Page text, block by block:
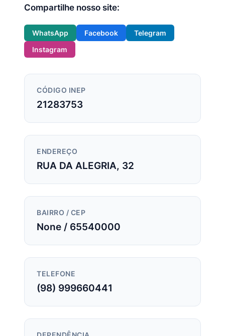
Compartilhe nosso site:
WhatsApp Facebook
Telegram
Instagram
CÓDIGO INEP
21283753
ENDEREÇO
RUA DA ALEGRIA, 32
BAIRRO / CEP
None / 65540000
TELEFONE
(98) 999660441